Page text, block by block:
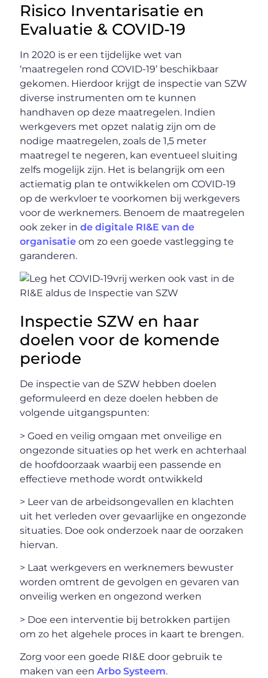
Risico Inventarisatie en
Evaluatie & COVID-19
In 2020 is er een tijdelijke wet van
‘maatregelen rond COVID-19’ beschikbaar
gekomen. Hierdoor krijgt de inspectie van SZW
diverse instrumenten om te kunnen
handhaven op deze maatregelen. Indien
werkgevers met opzet nalatig zijn om de
nodige maatregelen, zoals de 1,5 meter
maatregel te negeren, kan eventueel sluiting
zelfs mogelijk zijn. Het is belangrijk om een
actiematig plan te ontwikkelen om COVID-19
op de werkvloer te voorkomen bij werkgevers
voor de werknemers. Benoem de maatregelen
ook zeker inde digitale RI&E van de
organisatie om zo een goede vastlegging te
garanderen.
Inspectie SZW en haar
doelen voor de komende
periode
De inspectie van de SZW hebben doelen
geformuleerd en deze doelen hebben de
volgende uitgangspunten:
> Goed en veilig omgaan met onveilige en
ongezonde situaties op het werk en achterhaal
de hoofdoorzaak waarbij een passende en
effectieve methode wordt ontwikkeld
> Leer van de arbeidsongevallen en klachten
uit het verleden over gevaarlijke en ongezonde
situaties. Doe ook onderzoek naar de oorzaken
hiervan.
> Laat werkgevers en werknemers bewuster
worden omtrent de gevolgen en gevaren van
onveilig werken en ongezond werken
> Doe een interventie bij betrokken partijen
om zo het algehele proces in kaart te brengen.
Zorg voor een goede RI&E door gebruik te
maken van eenArbo Systeem.